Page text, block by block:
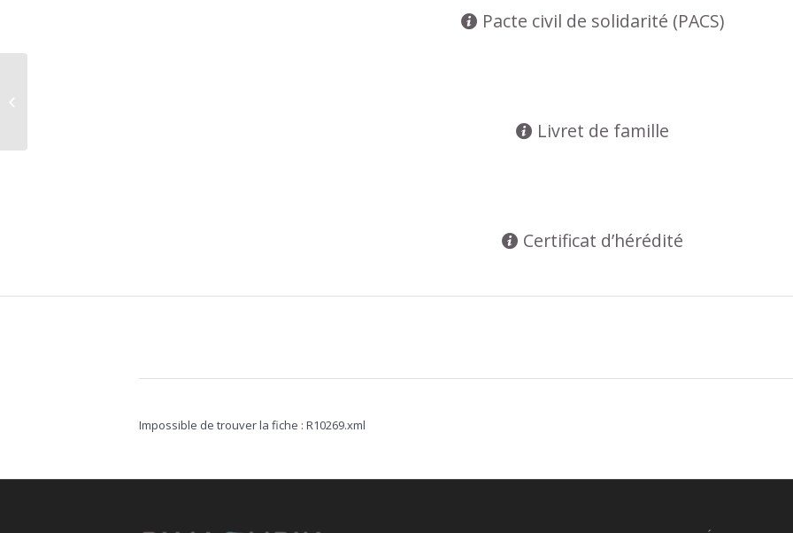
Pacte civil de solidarité (PACS)
Livret de famille
Certificat d’hérédité
Impossible de trouver la fiche : R10269.xml